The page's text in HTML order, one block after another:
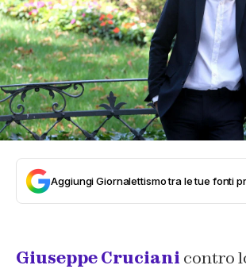
Aggiungi Giornalettismo tra le tue fonti
Giuseppe Cruciani contro